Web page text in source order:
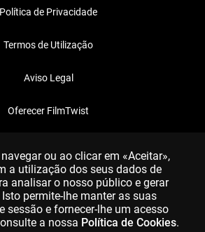
Política de Privacidade
Termos de Utilização
Aviso Legal
Oferecer FilmTwist
ou ao clicar em «Aceitar»,
a utilização dos seus dados de
analisar o nosso público e gerar
permite-lhe manter as suas
sessão e fornecer-lhe um acesso
a nossa Política de Cookies.